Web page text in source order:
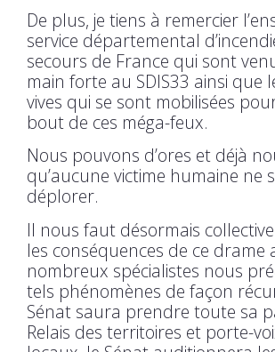
De plus, je tiens à remercier
service départemental
secours de France qui sont
main forte au SDIS33 ainsi que
vives qui se sont mobilisées
bout de ces méga-feux.
Nous pouvons d’ores et déjà
qu’aucune victime humaine ne
déplorer.
Il nous faut désormais
les conséquences de ce drame
nombreux spécialistes nous
tels phénomènes de façon
Sénat saura prendre toute sa
Relais des territoires et porte-